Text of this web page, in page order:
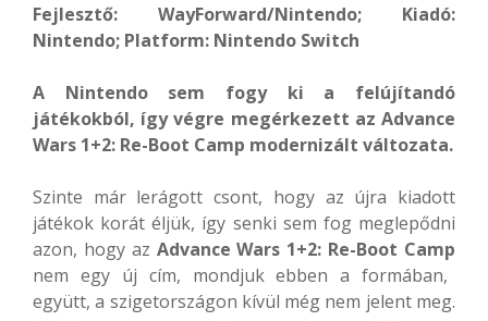
Fejlesztő: WayForward/Nintendo; Kiadó:
Nintendo; Platform: Nintendo Switch
A Nintendo sem fogy ki a felújítandó
játékokból, így végre megérkezett az Advance
Wars 1+2: Re-Boot Camp modernizált változata.
Szinte már lerágott csont, hogy az újra kiadott
játékok korát éljük, így senki sem fog meglepődni
azon, hogy az Advance Wars 1+2: Re-Boot Camp
nem egy új cím, mondjuk ebben a formában,
együtt, a szigetországon kívül még nem jelent meg.